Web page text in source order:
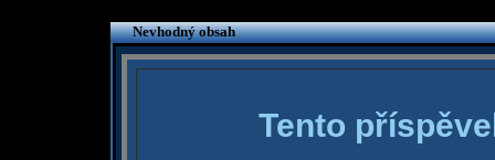
Nevhodný obsah
Tento